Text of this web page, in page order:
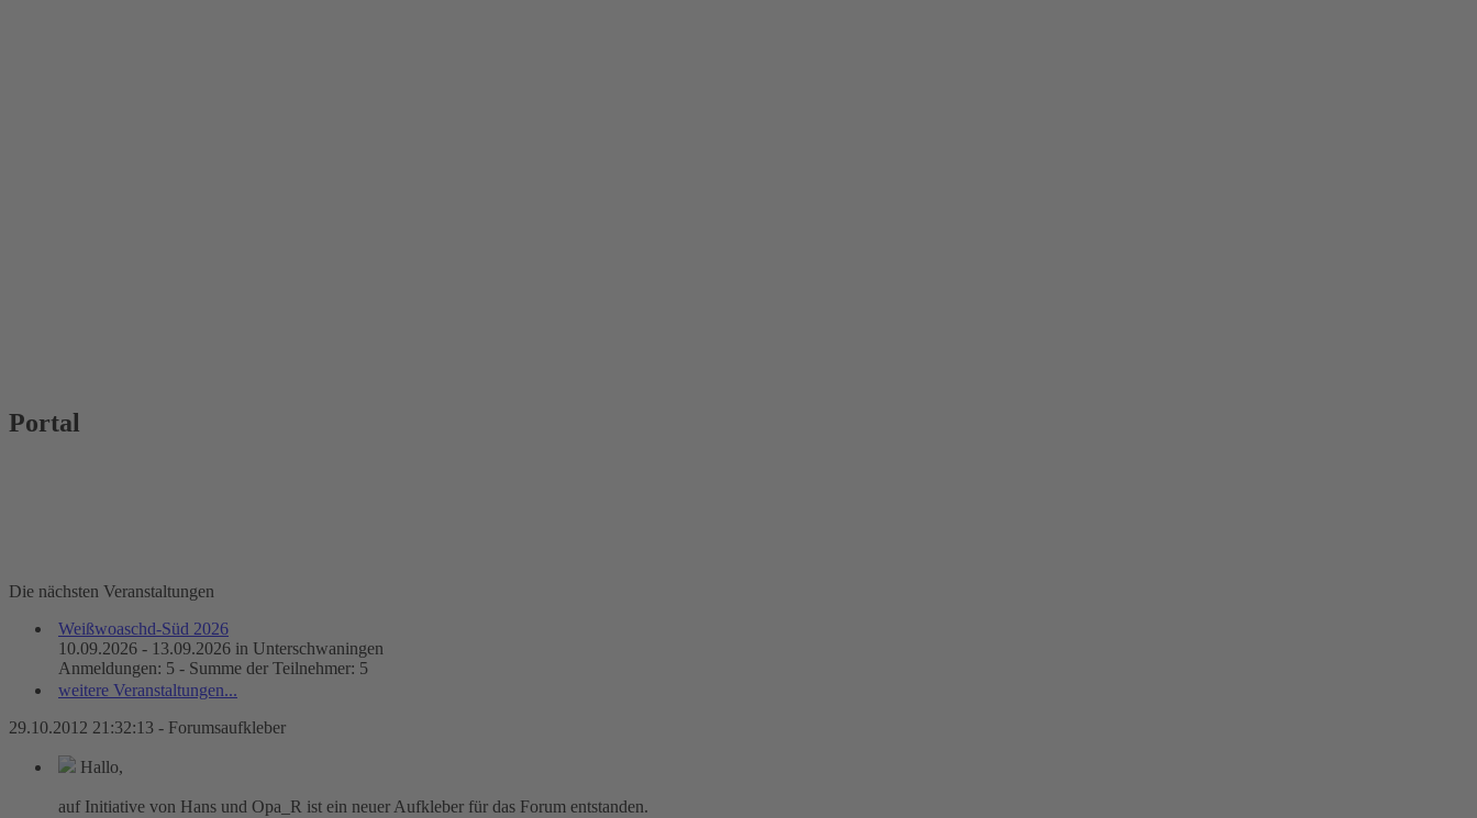
Portal
Die nächsten Veranstaltungen
Weißwoaschd-Süd 2026
10.09.2026 - 13.09.2026 in Unterschwaningen
Anmeldungen: 5 - Summe der Teilnehmer: 5
weitere Veranstaltungen...
29.10.2012 21:32:13 - Forumsaufkleber
Hallo,
auf Initiative von Hans und Opa_R ist ein neuer Aufkleber für das Forum entstanden.